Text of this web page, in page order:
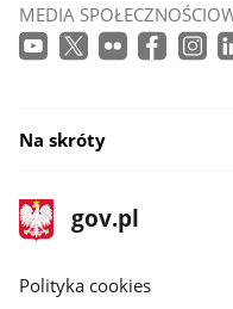
MEDIA
Na skróty
stopka
gov.pl
Strona
gov.pl
gov.pl
Polityka cookies